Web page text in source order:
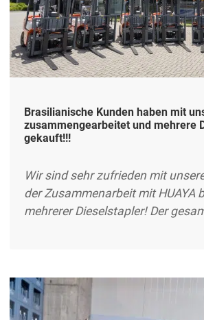
Brasilianische Kunden haben mit
zusammengearbeitet und mehrere
gekauft!!!
Wir sind sehr zufrieden mit
der Zusammenarbeit mit HUAYA
mehrerer Dieselstapler! Der
Bedürfnisse geeignet. Das Team
uns während des gesamten